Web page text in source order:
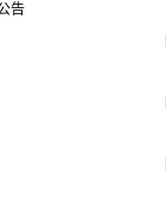
告